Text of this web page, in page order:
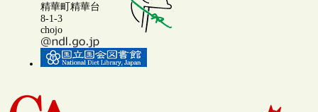
精華町精華台
8-1-3
chojo